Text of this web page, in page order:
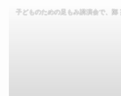
子どものための足もみ講演会で、